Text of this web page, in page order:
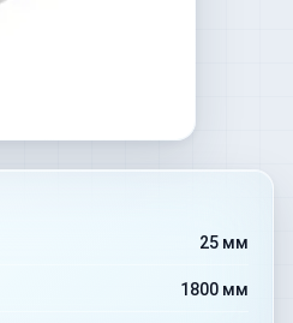
25 мм
1800 мм